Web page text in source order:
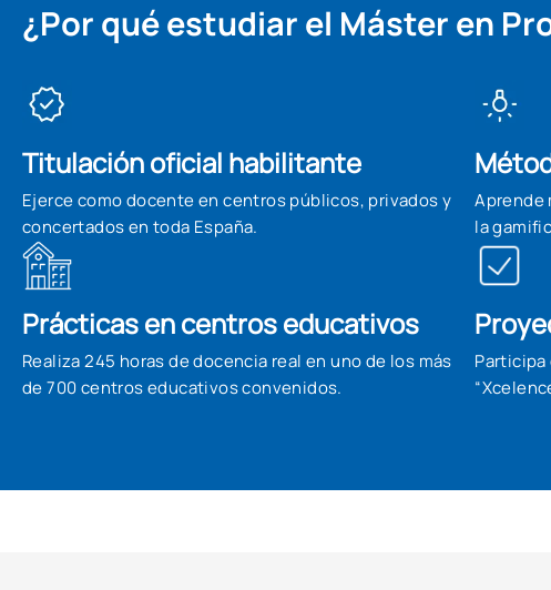
¿Por qué estudiar el Máster en
Titulación oficial habilitante
Ejerce como docente en centros públicos, privados y
concertados en toda España.
Aprende
la
Prácticas en centros educativos
Realiza 245 horas de docencia real en uno de los más
de 700 centros educativos convenidos.